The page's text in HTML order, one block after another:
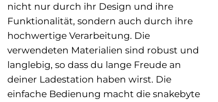
nicht nur durch ihr Design und ihre
Funktionalität, sondern auch durch ihre
hochwertige Verarbeitung. Die
verwendeten Materialien sind robust und
langlebig, so dass du lange Freude an
deiner Ladestation haben wirst. Die
einfache Bedienung macht die snakebyte